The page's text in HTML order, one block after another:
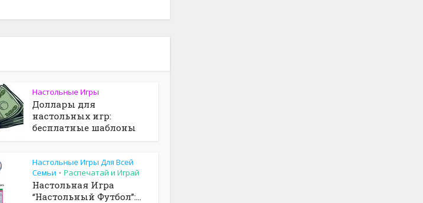
Настольные Игры
Доллары для
настольных игр:
бесплатные шаблоны
Настольные Игры Для Всей
Семьи • Распечатай и Играй
Настольная Игра
“Настольный Футбол”:...